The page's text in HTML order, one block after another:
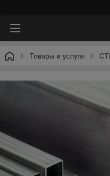
Товары и услуги